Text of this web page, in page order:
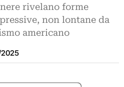
rivelano forme
non lontane da
americano